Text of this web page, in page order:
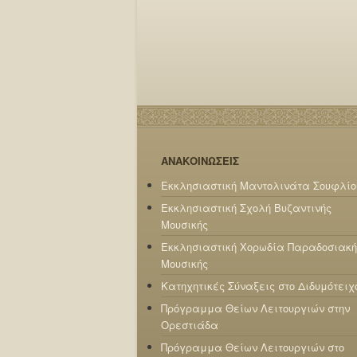
ΑΝΑΚΟΙΝΩΣΕΙΣ
Εκκλησιαστική Μαντολινάτα
Εκκλησιαστική Σχολή Βυζαντινής
Μουσικής
Εκκλησιαστική Χορωδία
Μουσικής
Κατηχητικές Σύναξεις στο
Πρόγραμμα Θείων Λειτουργιών στην
Ορεστιάδα
Πρόγραμμα Θείων Λειτουργιών στο